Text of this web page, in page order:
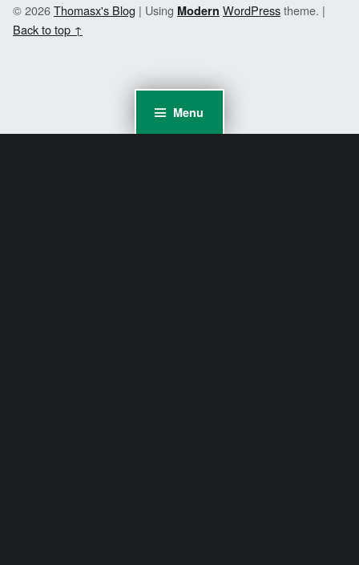
Menu
© 2026Thomasx's Blog | Using Modern WordPresstheme. |
Back to top ↑